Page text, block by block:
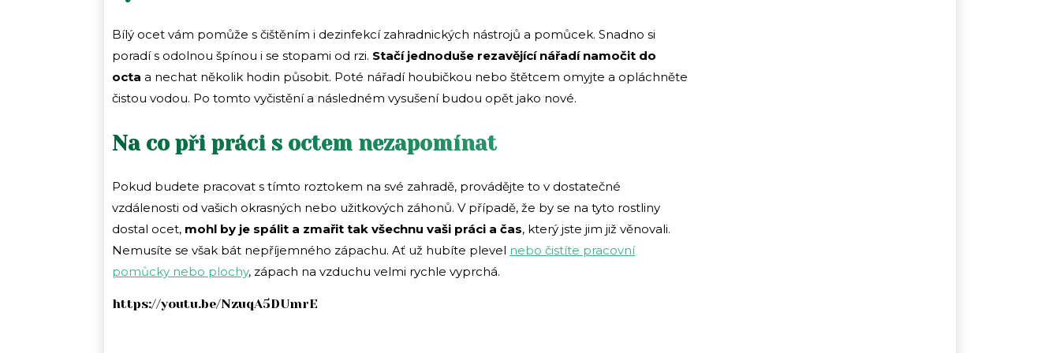
Bílý ocet vám pomůže s čištěním i dezinfekcí zahradnických nástrojů a pomůcek. Snadno si
poradí s odolnou špínou i se stopami od rzi. Stačí jednoduše rezavějící nářadí namočit do
octa a nechat několik hodin působit. Poté nářadí houbičkou nebo štětcem omyjte a opláchněte
čistou vodou. Po tomto vyčistění a následném vysušení budou opět jako nové.
Na co při práci s octem nezapomínat
Pokud budete pracovat s tímto roztokem na své zahradě, provádějte to v dostatečné
vzdálenosti od vašich okrasných nebo užitkových záhonů. V případě, že by se na tyto rostliny
dostal ocet, mohl by je spálit a zmařit tak všechnu vaši práci a čas, který jste jim již věnovali.
Nemusíte se však bát nepříjemného zápachu. Ať už hubíte plevel nebo čistíte pracovní
pomůcky nebo plochy, zápach na vzduchu velmi rychle vyprchá.
https://youtu.be/NzuqA5DUmrE